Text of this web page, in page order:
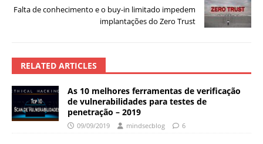
Falta de conhecimento e o buy-in limitado impedem
implantações do Zero Trust
RELATED ARTICLES
As 10 melhores ferramentas de verificação
de vulnerabilidades para testes de
penetração – 2019
09/09/2019 mindsecblog 6